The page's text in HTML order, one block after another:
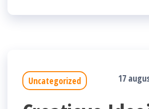
Uncategorized 17